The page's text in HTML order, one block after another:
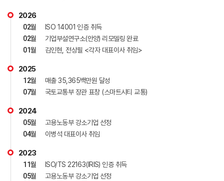
2026
02월
ISO 14001 인증 취득
02월
기업부설연구소(안양) 리모델링 완료
01월 김인현, 전상필 <각자 대표이사 취임>
2025
12월
매출 35,365백만원 달성
07월 국토교통부 장관 표창 (스마트시티 교통)
2024
05월
고용노동부 강소기업 선정
04월 이병석 대표이사 취임
2023
11월
ISO/TS 22163(IRIS) 인증 취득
05월 고용노동부 강소기업 선정